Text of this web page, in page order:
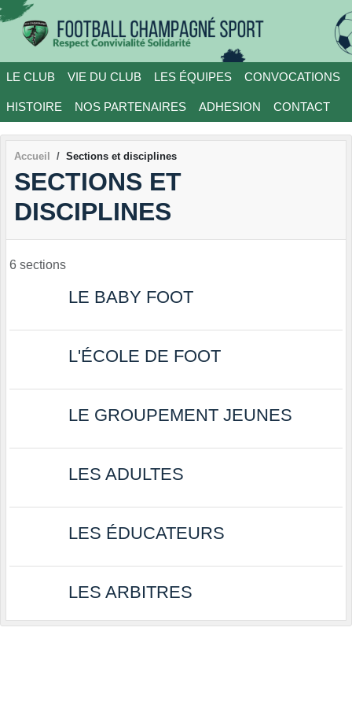
LE CLUB VIE DU CLUB LES ÉQUIPES CONVOCATIONS
HISTOIRE NOS PARTENAIRES ADHESION CONTACT
Accueil Sections et disciplines
SECTIONS ET
DISCIPLINES
6 sections
LE BABY FOOT
L'ÉCOLE DE FOOT
LE GROUPEMENT JEUNES
LES ADULTES
LES ÉDUCATEURS
LES ARBITRES
Panneau de gestion des cookies